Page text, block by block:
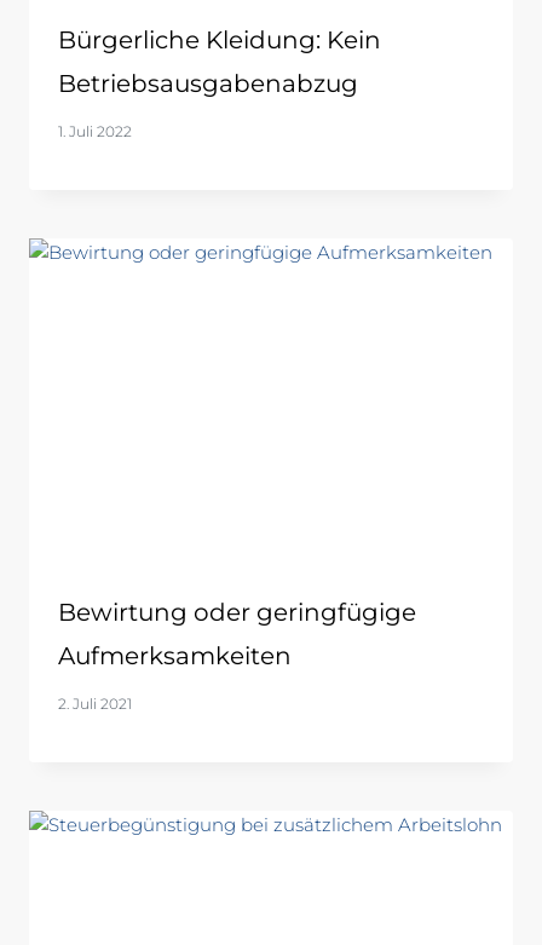
Bürgerliche Kleidung: Kein
Betriebsausgabenabzug
1. Juli 2022
Bewirtung oder geringfügige
Aufmerksamkeiten
2. Juli 2021